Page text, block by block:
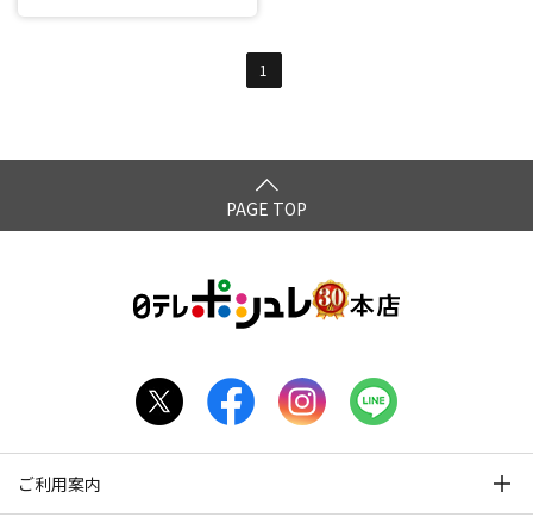
1
PAGE TOP
ご利用案内